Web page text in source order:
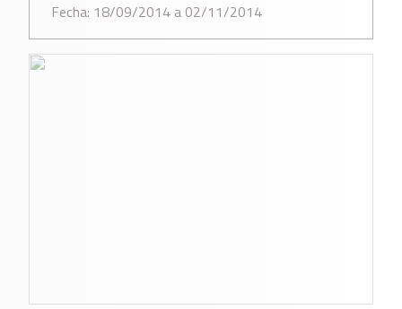
Fecha: 18/09/2014 a 02/11/2014